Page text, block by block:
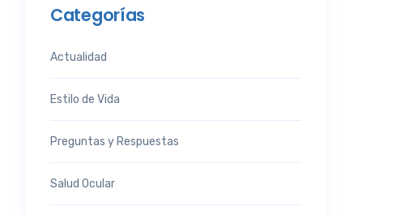
Categorías
Actualidad
Estilo de Vida
Preguntas y Respuestas
Salud Ocular